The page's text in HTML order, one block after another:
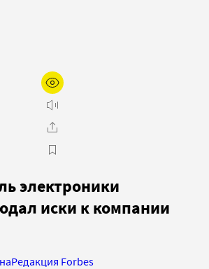
электроники
иски к компании
Редакция Forbes